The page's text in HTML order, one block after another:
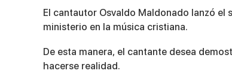
El cantautor Osvaldo Maldonado lanzó el
ministerio en la música cristiana.
De esta manera, el cantante desea
hacerse realidad.